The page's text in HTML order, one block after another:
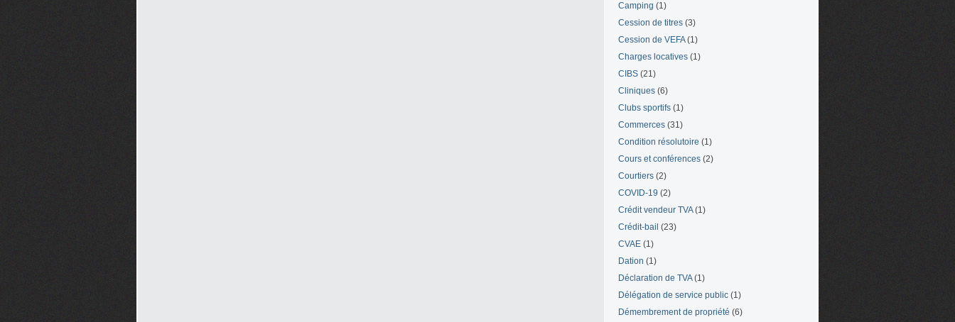
Camping (1)
Cession de titres (3)
Cession de VEFA(1)
Charges locatives (1)
CIBS (21)
Cliniques (6)
Clubs sportifs (1)
Commerces (31)
Condition résolutoire (1)
Cours et conférences (2)
Courtiers (2)
COVID-19 (2)
Crédit vendeur TVA(1)
Crédit-bail (23)
CVAE (1)
Dation (1)
Déclaration de TVA(1)
Délégation de service public (1)
Démembrement de propriété (6)